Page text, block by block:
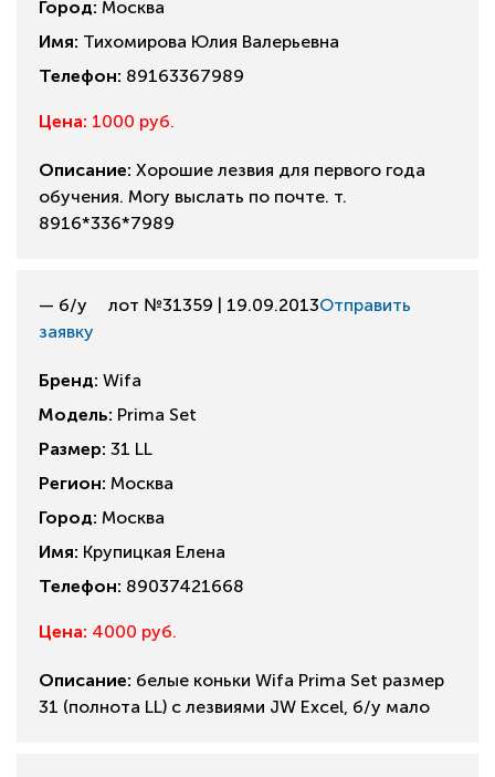
Город: Москва
Имя: Тихомирова Юлия Валерьевна
Телефон: 89163367989
Цена: 1000 руб.
Описание: Хорошие лезвия для первого года
обучения. Могу выслать по почте. т.
8916*336*7989
— б/у лот №31359 | 19.09.2013Отправить
заявку
Бренд: Wifa
Модель: Prima Set
Размер: 31 LL
Регион: Москва
Город: Москва
Имя: Крупицкая Елена
Телефон: 89037421668
Цена: 4000 руб.
Описание: белые коньки Wifa Prima Set размер
31 (полнота LL) с лезвиями JW Excel, б/у мало